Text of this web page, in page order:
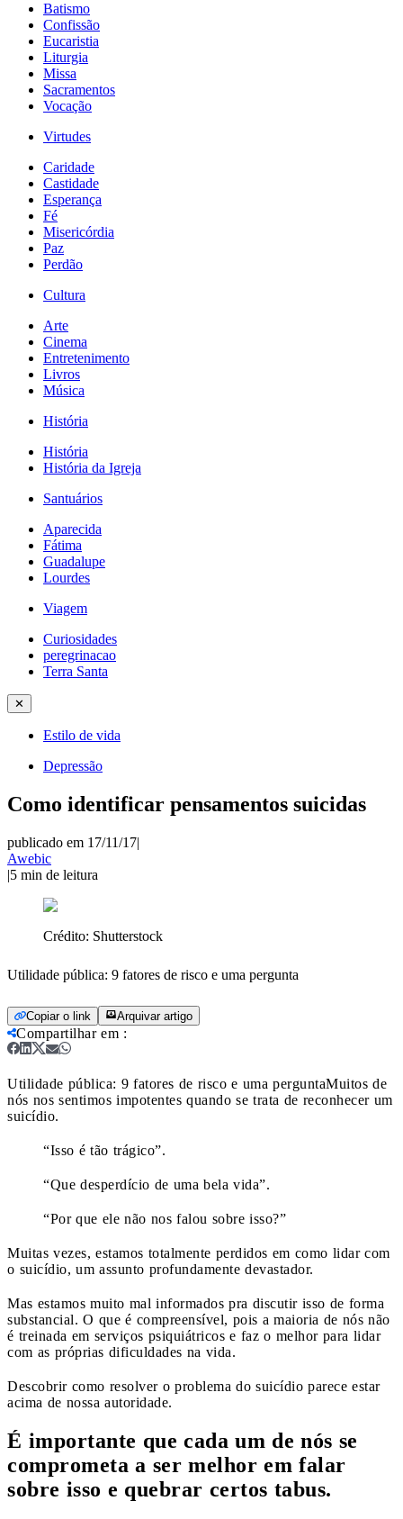
Batismo
Confissão
Eucaristia
Liturgia
Missa
Sacramentos
Vocação
Virtudes
Caridade
Castidade
Esperança
Fé
Misericórdia
Paz
Perdão
Cultura
Arte
Cinema
Entretenimento
Livros
Música
História
História
História da Igreja
Santuários
Aparecida
Fátima
Guadalupe
Lourdes
Viagem
Curiosidades
peregrinacao
Terra Santa
✕
Estilo de vida
Depressão
Como identificar pensamentos suicidas
publicado em 17/11/17|
Awebic
|5 min de leitura
Crédito: Shutterstock
Utilidade pública: 9 fatores de risco e uma pergunta
Copiar o link Arquivar artigo
Compartilhar em :
Utilidade pública: 9 fatores de risco e uma perguntaMuitos de
nós nos sentimos impotentes quando se trata de reconhecer um
suicídio.
“Isso é tão trágico”.
“Que desperdício de uma bela vida”.
“Por que ele não nos falou sobre isso?”
Muitas vezes, estamos totalmente perdidos em como lidar com
o suicídio, um assunto profundamente devastador.
Mas estamos muito mal informados pra discutir isso de forma
substancial. O que é compreensível, pois a maioria de nós não
é treinada em serviços psiquiátricos e faz o melhor para lidar
com as próprias dificuldades na vida.
Descobrir como resolver o problema do suicídio parece estar
acima de nossa autoridade.
É importante que cada um de nós se
comprometa a ser melhor em falar
sobre isso e quebrar certos tabus.